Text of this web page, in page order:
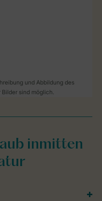
und Abbildung des
Bilder sind möglich.
inmitten